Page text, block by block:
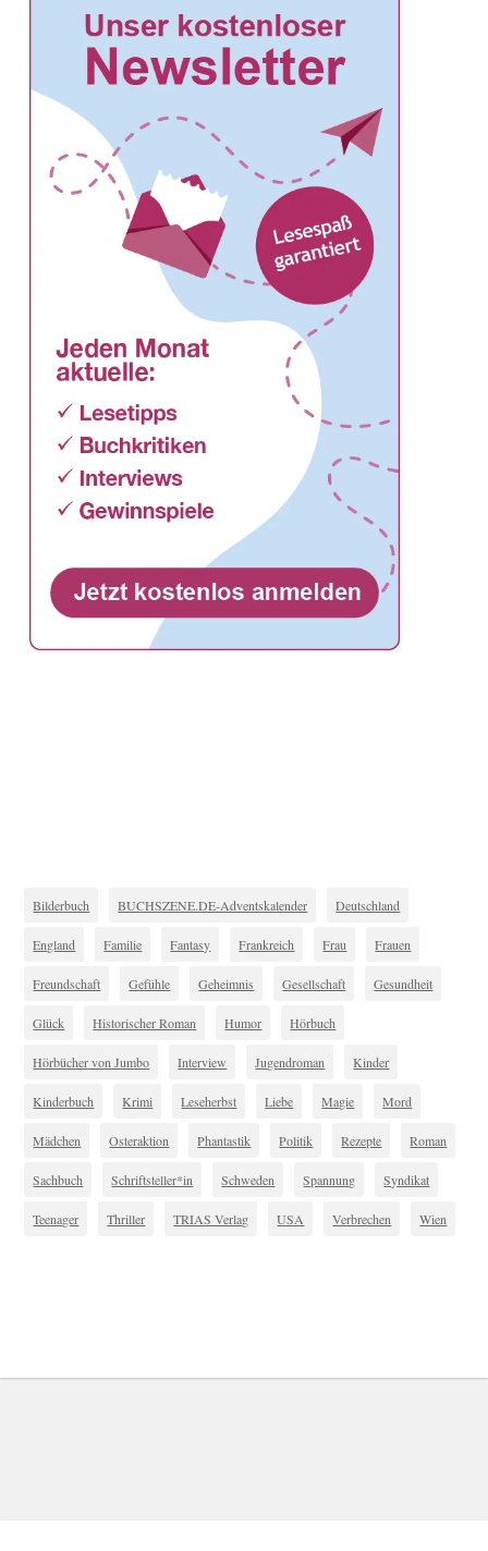
Bilderbuch BUCHSZENE.DE-Adventskalender Deutschland
England Familie Fantasy Frankreich Frau Frauen
Freundschaft Gefühle Geheimnis Gesellschaft Gesundheit
Glück Historischer Roman Humor Hörbuch
Hörbücher von Jumbo Interview Jugendroman Kinder
Kinderbuch Krimi Leseherbst Liebe Magie Mord
Mädchen Osteraktion Phantastik Politik Rezepte Roman
Sachbuch Schriftsteller*in Schweden Spannung Syndikat
Teenager Thriller TRIAS Verlag USA Verbrechen Wien